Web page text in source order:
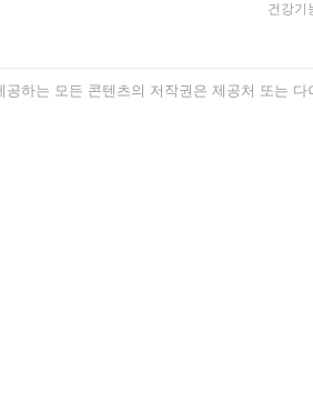
건강기
공하는 모든 콘텐츠의 저작권은 제공처 또는